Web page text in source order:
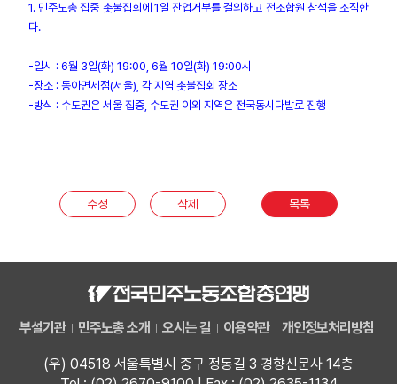
1. 민주노총 집중 촛불집회에 1일 잔업거부를 결의하고 전조합원 참석을 조직한
다.
-일시 : 6월 3일(화) 19:00, 6월 10일(화) 19:00시
-장소 : 동아면세점(서울), 각 지역 촛불집회 장소
-방식 : 수도권은 서울 집중, 수도권 이외 지역은 전국동시다발로 진행
수정 삭제 목록
부설기관 민주노총 소개 오시는 길 이용약관 개인정보처리방침
(우) 04518 서울특별시 중구 정동길 3 경향신문사 14층
업무